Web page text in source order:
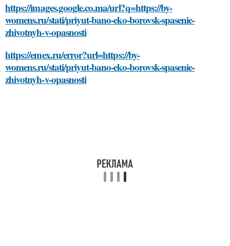
https://images.google.co.ma/url?q=https://by-
womens.ru/stati/priyut-bano-eko-borovsk-spasenie-
zhivotnyh-v-opasnosti
https://emex.ru/error?url=https://by-
womens.ru/stati/priyut-bano-eko-borovsk-spasenie-
zhivotnyh-v-opasnosti